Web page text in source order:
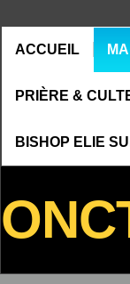
ACCUEIL
PRIÈRE &
BISHOP ELIE